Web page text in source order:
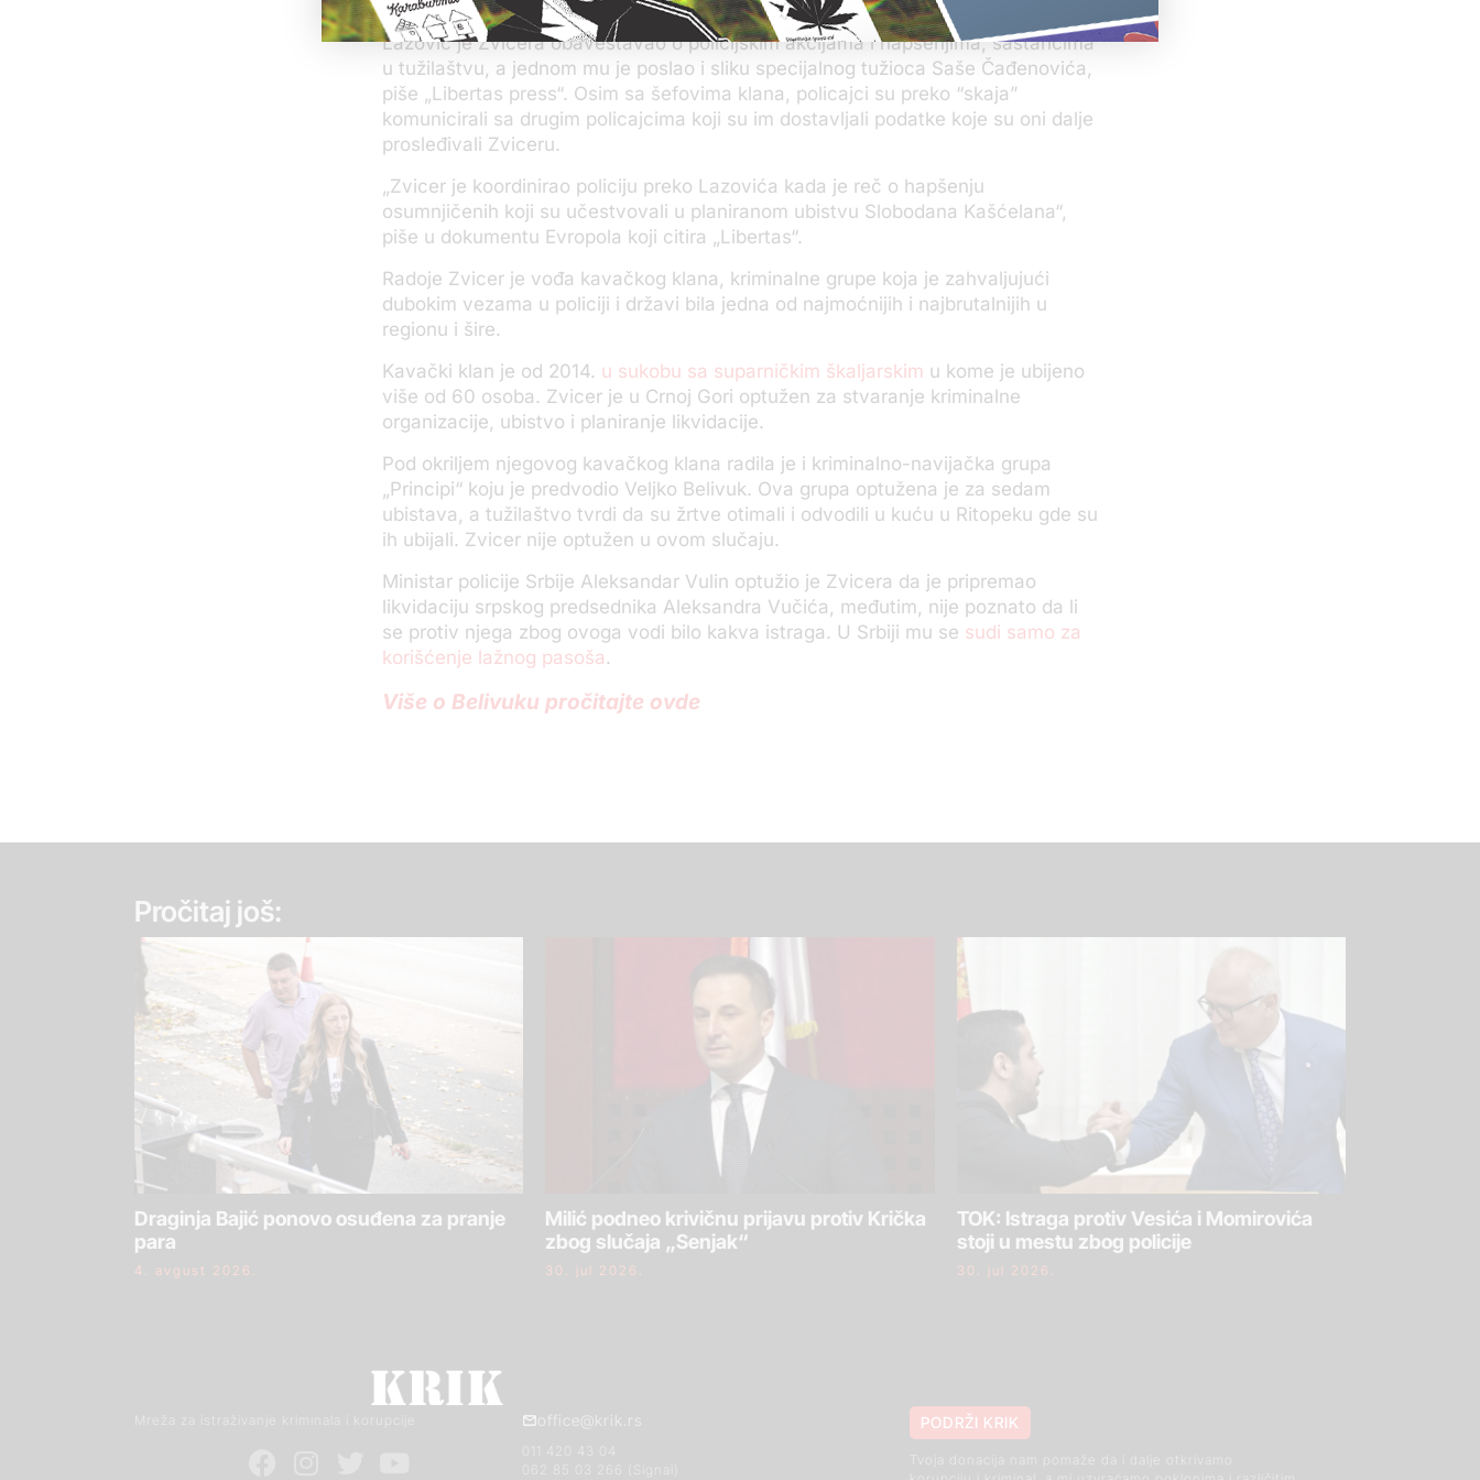
Lazović je Zvicera obaveštavao o policijskim akcijama i hapšenjima, sastancima
u tužilaštvu, a jednom mu je poslao i sliku specijalnog tužioca Saše Čađenovića,
piše „Libertas press“. Osim sa šefovima klana, policajci su preko “skaja”
komunicirali sa drugim policajcima koji su im dostavljali podatke koje su oni dalje
prosleđivali Zviceru.
„Zvicer je koordinirao policiju preko Lazovića kada je reč o hapšenju
osumnjičenih koji su učestvovali u planiranom ubistvu Slobodana Kašćelana“,
piše u dokumentu Evropola koji citira „Libertas“.
Radoje Zvicer je vođa kavačkog klana, kriminalne grupe koja je zahvaljujući
dubokim vezama u policiji i državi bila jedna od najmoćnijih i najbrutalnijih u
regionu i šire.
Kavački klan je od 2014. u sukobu sa suparničkim škaljarskim u kome je ubijeno
više od 60 osoba. Zvicer je u Crnoj Gori optužen za stvaranje kriminalne
organizacije, ubistvo i planiranje likvidacije.
Pod okriljem njegovog kavačkog klana radila je i kriminalno-navijačka grupa
„Principi“ koju je predvodio Veljko Belivuk. Ova grupa optužena je za sedam
ubistava, a tužilaštvo tvrdi da su žrtve otimali i odvodili u kuću u Ritopeku gde su
ih ubijali. Zvicer nije optužen u ovom slučaju.
Ministar policije Srbije Aleksandar Vulin optužio je Zvicera da je pripremao
likvidaciju srpskog predsednika Aleksandra Vučića, međutim, nije poznato da li
se protiv njega zbog ovoga vodi bilo kakva istraga. U Srbiji mu se sudi samo za
korišćenje lažnog pasoša .
Više o Belivuku pročitajte ovde
Pročitaj još:
Draginja Bajić ponovo osuđena za pranje
para
4. avgust 2026.
Milić podneo krivičnu prijavu protiv Krička
zbog slučaja „Senjak“
30. jul 2026.
TOK: Istraga protiv Vesića i Momirovića
stoji u mestu zbog policije
30. jul 2026.
Mreža za istraživanje kriminala i korupcije office@krik.rs
011 420 43 04
PODRŽI KRIK
Tvoja donacija nam pomaže da i dalje otkrivamo